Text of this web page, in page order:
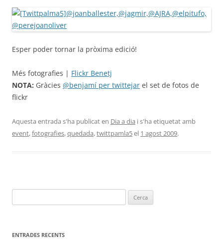
Esper poder tornar la pròxima edició!
Més fotografies | Flickr Benetj
NOTA: Gràcies @benjamí per twittejar el set de fotos de
flickr
Aquesta entrada s'ha publicat en Dia a dia i s'ha etiquetat amb
event,fotografies,quedada,twittpamla5el 1 agost 2009.
ENTRADES RECENTS